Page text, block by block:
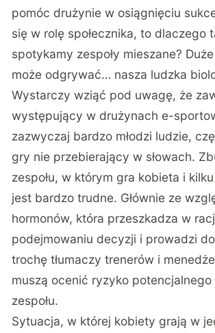
pomóc drużynie w osiągnięciu
się w rolę społecznika, to dlaczego
spotykamy zespoły mieszane?
może odgrywać… nasza ludzka
Wystarczy wziąć pod uwagę, że
występujący w drużynach e-
zazwyczaj bardzo młodzi ludzie,
gry nie przebierający w słowach.
zespołu, w którym gra kobieta i
jest bardzo trudne. Głównie ze
hormonów, która przeszkadza w
podejmowaniu decyzji i prowadzi do
trochę tłumaczy trenerów i
muszą ocenić ryzyko potencjalnego
zespołu.
Sytuacja, w której kobiety grają w